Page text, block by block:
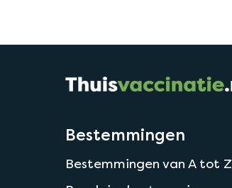
Bestemmingen
Bestemmingen van A tot Z